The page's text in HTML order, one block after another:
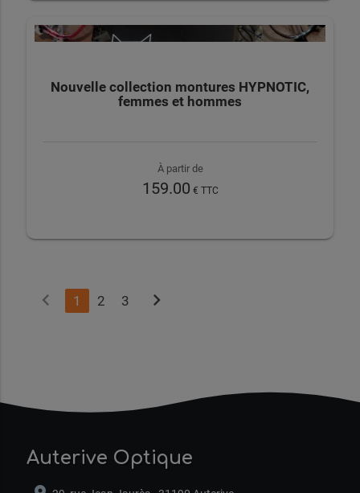
Nouvelle collection montures HYPNOTIC,
femmes et hommes
À partir de
159.00 € TTC
chevron_left 1 2 3 chevron_right
Auterive Optique